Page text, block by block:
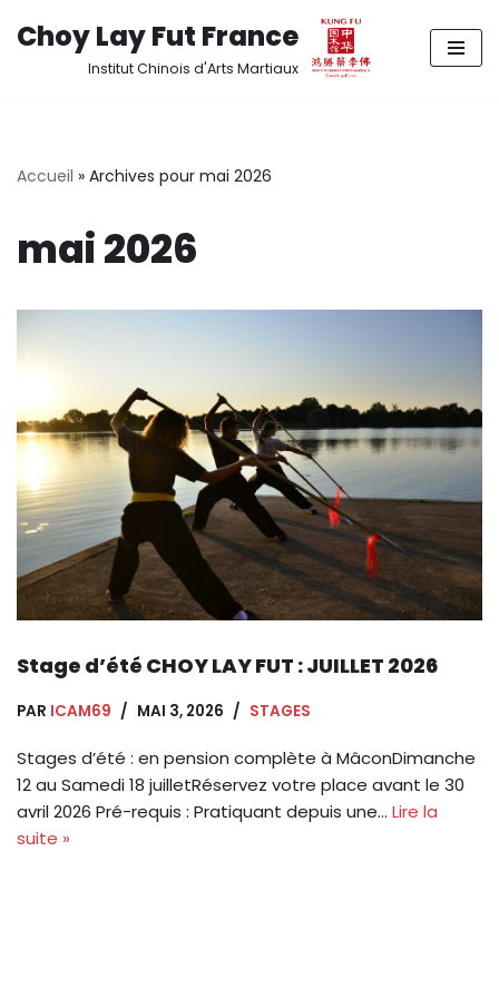
Choy Lay Fut France
Institut Chinois d'Arts Martiaux
Accueil » Archives pour mai 2026
mai 2026
Stage d’été CHOY LAY FUT : JUILLET 2026
PAR ICAM69 MAI 3, 2026 STAGES
Stages d’été : en pension complète à MâconDimanche
12 au Samedi 18 juilletRéservez votre place avant le 30
avril 2026 Pré-requis : Pratiquant depuis une… Lire la
suite »